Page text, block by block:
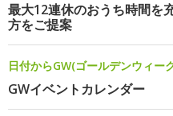
最大12連休のおうち時間を
方をご提案
日付からGW(ゴールデンウィー
GWイベントカレンダー